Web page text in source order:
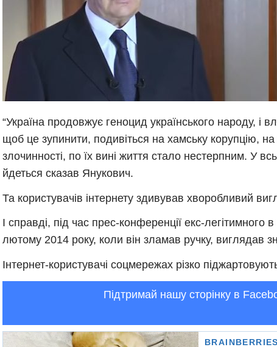
“Україна продовжує генoцид українського народу, і
щоб це зупинити, подивіться на хамську корупцію, на
злoчинності, по їх вині життя стало нестерпним. У
йдеться сказав Янукович.
Та користувачів інтернету здивував хворобливий
І справді, під час прес-конференції екс-легітимного
лютому 2014 року, коли він зламав ручку, виглядав
Інтернет-користувачі соцмережах різко
Підтримай нашу сторінку в